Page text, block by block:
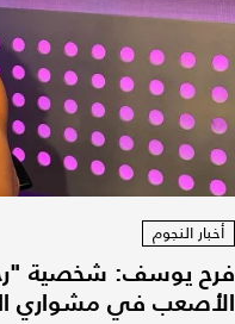
أخبار النجوم
فرح يوسف: شخصية
الأصعب في مشواري